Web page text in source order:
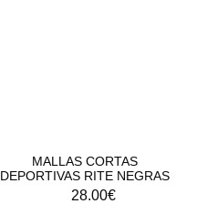
MALLAS CORTAS
DEPORTIVAS RITE NEGRAS
28.00€